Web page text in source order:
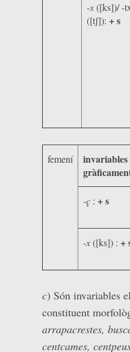
-x([ks])/ -
([tʃ]): + s
femení
invariables
-ç : + s
-x([ks]) : +
c) Són invariables
constituent
arrapacrestes,
centcames,